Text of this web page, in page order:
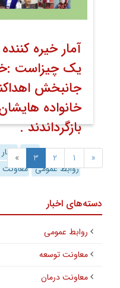
آمار خیره
یک چیزاست
خانواده
بازگرداندند .
۰۴ مهر ۱۴۰۰ اخبار
روابط عمومی معاونت
«
1
2
3
»
دسته‌های اخبار
روابط عمومی
معاونت توسعه
معاونت درمان